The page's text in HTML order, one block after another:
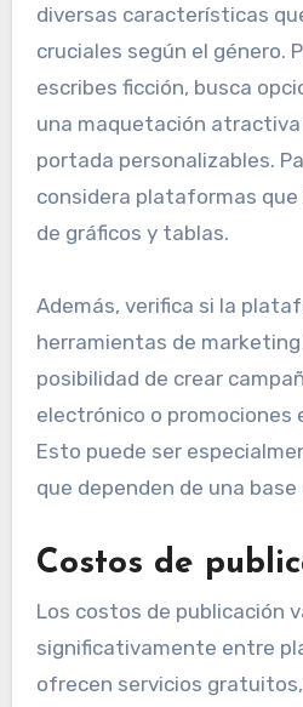
diversas características
cruciales según el género.
escribes ficción, busca
una maquetación atractiva
portada personalizables.
considera plataformas
de gráficos y tablas.
Además, verifica si la
herramientas de
posibilidad de crear
electrónico o promociones
Esto puede ser
que dependen de una
Costos de
Los costos de publicación
significativamente entre
ofrecen servicios